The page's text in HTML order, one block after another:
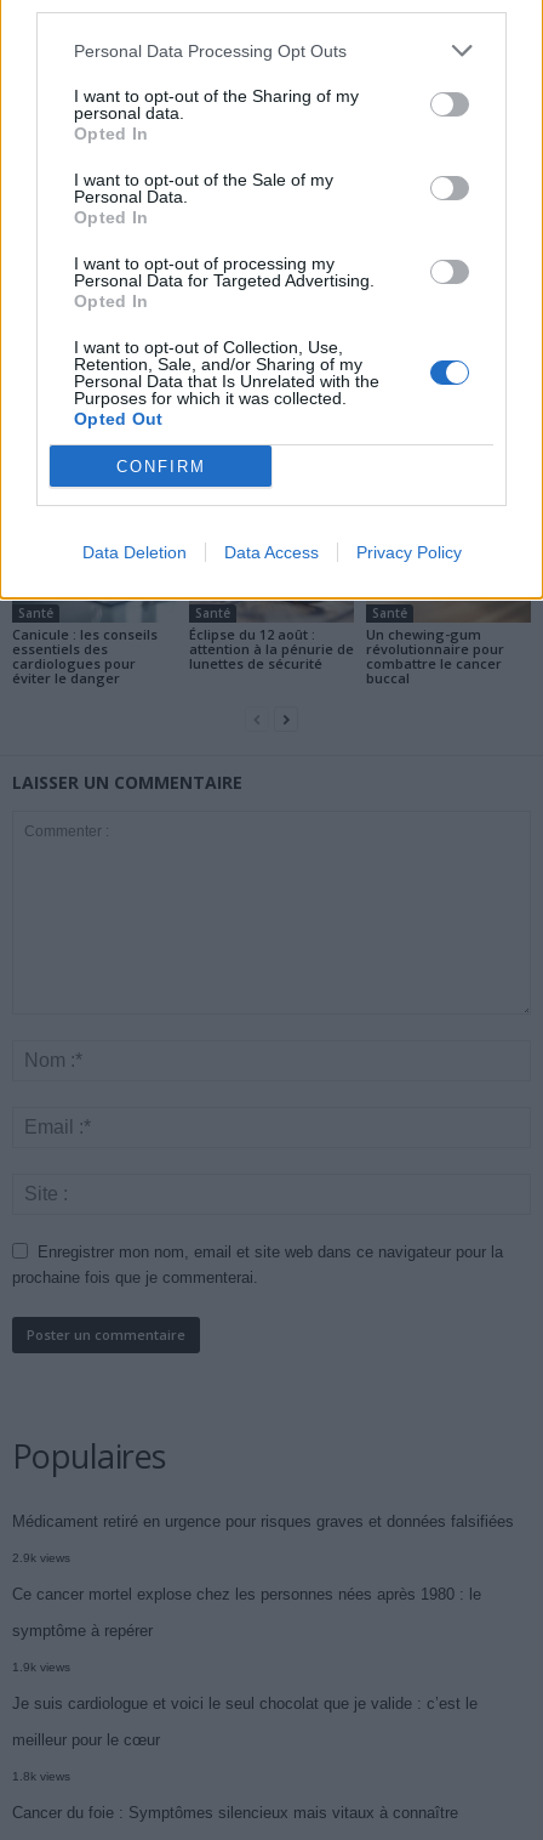
Personal Data Processing Opt Outs
I want to opt-out of the Sharing of my
personal data.
Opted In
I want to opt-out of the Sale of my
Personal Data.
Opted In
I want to opt-out of processing my
Personal Data for Targeted Advertising.
Opted In
I want to opt-out of Collection, Use,
Retention, Sale, and/or Sharing of my
Personal Data that Is Unrelated with the
Purposes for which it was collected.
Opted Out
CONFIRM
Data Deletion Data Access Privacy Policy
Article précédent
Solitude chronique : le
danger invisible qui
menace votre santé
Article suivant
Perdez du poids
méthode 12-5-30, la
nouvelle tendance fitness
news
ARTICLES CONNEXES
Santé
Canicule : les conseils
essentiels des
cardiologues pour
éviter le danger
Santé
Éclipse du 12 août :
attention à la pénurie de
lunettes de sécurité
Santé
Un chewing-gum
révolutionnaire pour
combattre le cancer
buccal
LAISSER UN COMMENTAIRE
Enregistrer mon nom, email et site web dans ce navigateur pour la
prochaine fois que je commenterai.
Populaires
Médicament retiré en urgence pour risques graves et données falsifiées
2.9k views
Ce cancer mortel explose chez les personnes nées après 1980 : le
symptôme à repérer
1.9k views
Je suis cardiologue et voici le seul chocolat que je valide : c’est le
meilleur pour le cœur
1.8k views
Cancer du foie : Symptômes silencieux mais vitaux à connaître